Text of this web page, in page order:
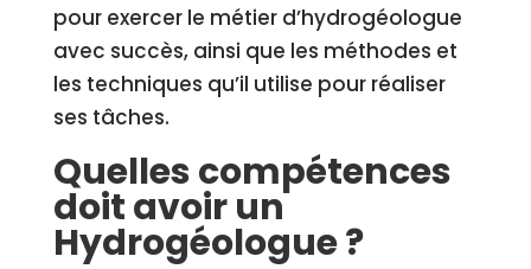
pour exercer le métier d’hydrogéologue
avec succès, ainsi que les méthodes et
les techniques qu’il utilise pour réaliser
ses tâches.
Quelles compétences
doit avoir un
Hydrogéologue ?